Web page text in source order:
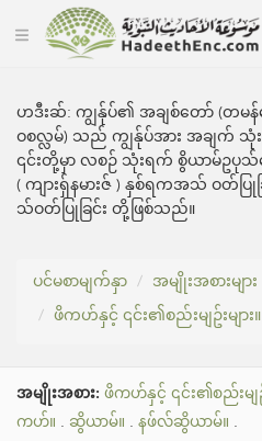
ဟဒီးဆ်:ကျွန်ုပ်၏ အချစ်တော် (တမ
ဝစလ္လမ်) သည် ကျွန်ုပ်အား အချက်
၎င်းတို့မှာ လစဉ် သုံးရက် စွိယာမ်ဥပုသ်
( ကျားရှ်နမားဇ် ) နှစ်ရကအသ် ဝတ်ပ
သ်ဝတ်ပြုခြင်း တို့ဖြစ်သည်။
ပင်မစာမျက်နှာ
အမျိုးအစားများ
ဖိကဟ်နှင့် ၎င်း၏စည်းမျဥ်းများ။
အမျိုးအစား: ဖိကဟ်နှင့် ၎င်း၏စည်းမျဥ်
ကဟ်။ . ဆွိယာမ်။ . နဖ်လ်ဆွိယာမ်။ .